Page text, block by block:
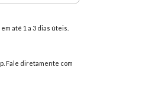
até 1 a 3 dias úteis.
Fale diretamente com